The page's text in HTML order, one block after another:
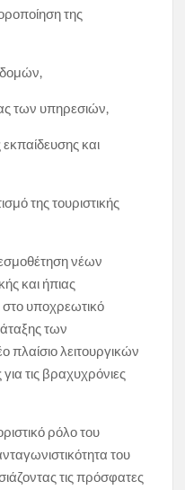
της
των υπηρεσιών,
εκπαίδευσης και
της τουριστικής
νέων
και ήπιας
υποχρεωτικό
των
πλαίσιο λειτουργικών
τις βραχυχρόνιες
ρόλο του
του
τις πρόσφατες